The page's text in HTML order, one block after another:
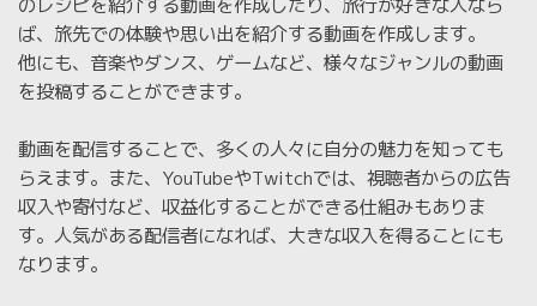
ば、旅先での体験や思い出を紹介する動画を作成します。
他にも、音楽やダンス、ゲームなど、様々なジャンルの動画
を投稿することができます。
動画を配信することで、多くの人々に自分の魅力を知っても
らえます。また、YouTubeやTwitchでは、視聴者からの広告
収入や寄付など、収益化することができる仕組みもありま
す。人気がある配信者になれば、大きな収入を得ることにも
なります。